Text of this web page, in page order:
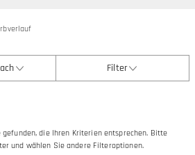
Filter
gefunden, die Ihren Kriterien entsprechen. Bitte
und wählen Sie andere Filteroptionen.